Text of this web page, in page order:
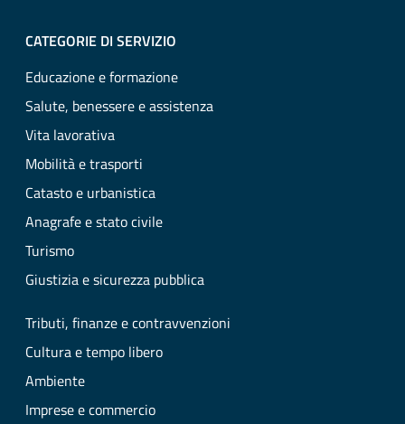
CATEGORIE DI SERVIZIO
Educazione e formazione
Salute, benessere e assistenza
Vita lavorativa
Mobilità e trasporti
Catasto e urbanistica
Anagrafe e stato civile
Turismo
Giustizia e sicurezza pubblica
Tributi, finanze e contravvenzioni
Cultura e tempo libero
Ambiente
Imprese e commercio